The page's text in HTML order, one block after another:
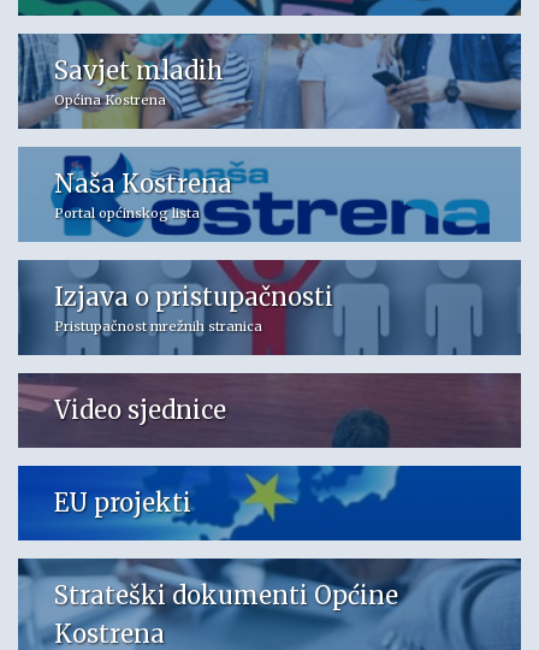
Savjet mladih
Općina Kostrena
Naša Kostrena
Portal općinskog lista
Izjava o pristupačnosti
Pristupačnost mrežnih stranica
Video sjednice
EU projekti
Strateški dokumenti Općine
Kostrena